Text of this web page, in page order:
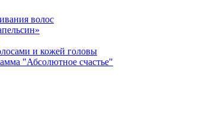
волос
и кожей головы
"Абсолютное счастье"